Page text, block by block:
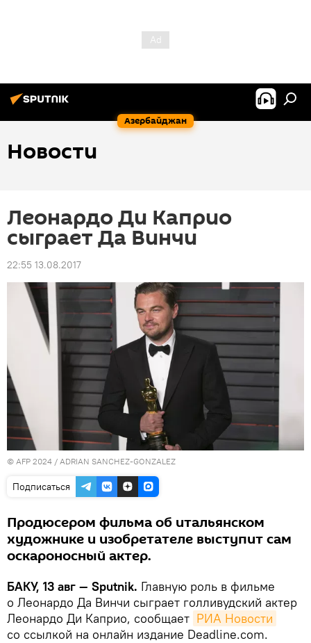
Азербайджан
Новости
Леонардо Ди Каприо
сыграет Да Винчи
22:55 13.08.2017
© AFP 2024 / ADRIAN SANCHEZ-GONZALEZ
Подписаться
Продюсером фильма об итальянском
художнике и изобретателе выступит сам
оскароносный актер.
БАКУ, 13 авг — Sputnik. Главную роль в фильме
о Леонардо Да Винчи сыграет голливудский актер
Леонардо Ди Каприо, сообщает РИА Новости
со ссылкой на онлайн издание Deadline.com.